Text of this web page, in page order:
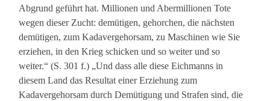
Abgrund geführt hat. Millionen und Abermillionen Tote
wegen dieser Zucht: demütigen, gehorchen, die nächsten
demütigen, zum Kadavergehorsam, zu Maschinen wie Sie
erziehen, in den Krieg schicken und so weiter und so
weiter.“ (S. 301 f.) „Und dass alle diese Eichmanns in
diesem Land das Resultat einer Erziehung zum
Kadavergehorsam durch Demütigung und Strafen sind, die